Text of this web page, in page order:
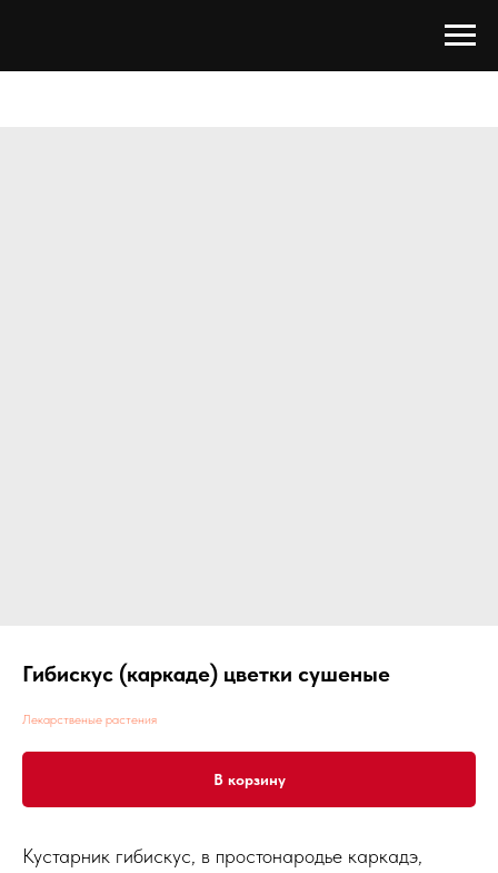
Гибискус (каркаде) цветки сушеные
Лекарственые растения
В корзину
Кустарник гибискус, в простонародье каркадэ,